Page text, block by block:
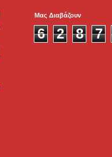
Μας Διαβάζουν
6 2 8 7